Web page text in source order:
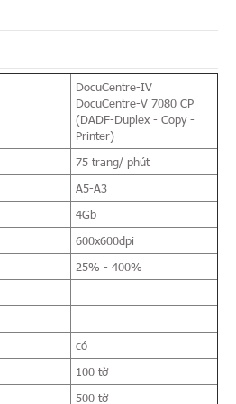
DocuCentre-IV
DocuCentre-V 7080 CP
(DADF-Duplex - Copy -
Printer)
75 trang/ phút
A5-A3
4Gb
600x600dpi
25% - 400%
có
100 tờ
500 tờ